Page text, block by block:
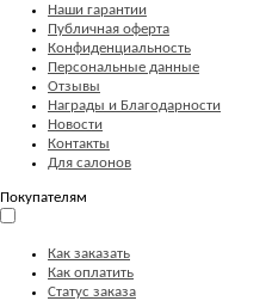
Наши гарантии
Публичная оферта
Конфиденциальность
Персональные данные
Отзывы
Награды и Благодарности
Новости
Контакты
Для салонов
Покупателям
Как заказать
Как оплатить
Статус заказа